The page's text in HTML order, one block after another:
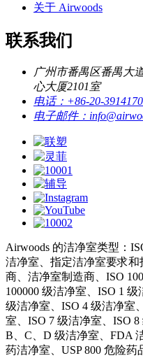
关于 Airwoods
联系我们
广州市番禺区番禺大
心大厦2101室
电话： +86-20-
电子邮件：
Airwoods 的洁净室类型：
洁净室、指定洁净室要求
商、洁净室制造商、ISO
100000 级洁净室、ISO 1
级洁净室、ISO 4 级洁净室
室、ISO 7 级洁净室、ISO
B、C、D 级洁净室、FDA
药洁净室、USP 800 危险